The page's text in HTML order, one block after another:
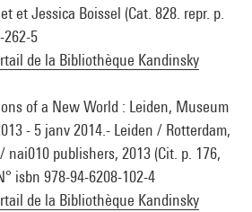
et Jessica Boissel (Cat. 828. repr. p.
262-5
de la Bibliothèque Kandinsky
of a New World : Leiden, Museum
- 5 janv 2014.- Leiden / Rotterdam,
nai010 publishers, 2013 (Cit. p. 176,
isbn 978-94-6208-102-4
de la Bibliothèque Kandinsky